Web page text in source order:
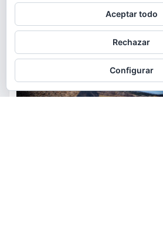
Aceptar todo
Rechazar
Configurar
Para obtener más información, incluido